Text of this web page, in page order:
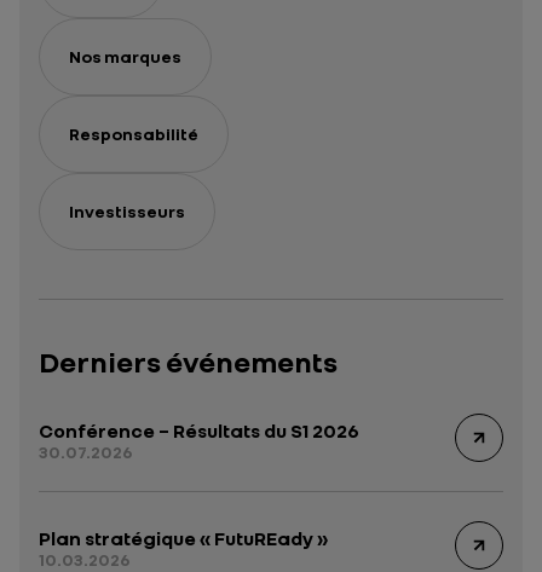
Nos marques
Responsabilité
Investisseurs
Derniers événements
Conférence – Résultats du S1 2026
30.07.2026
Plan stratégique « FutuREady »
10.03.2026